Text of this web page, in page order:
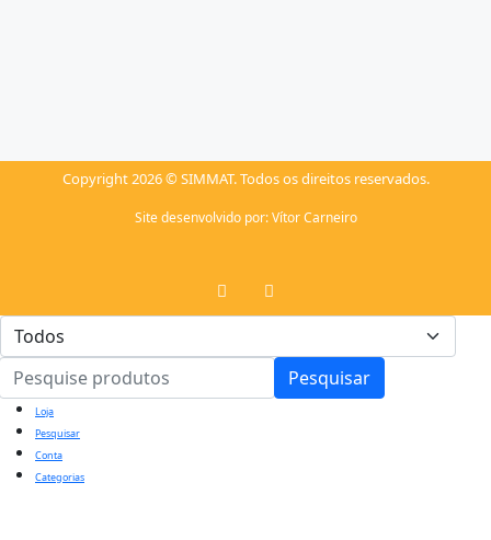
Copyright 2026 © SIMMAT. Todos os direitos reservados.
Site desenvolvido por: Vítor Carneiro
Pesquisar
Loja
Pesquisar
Conta
Categorias